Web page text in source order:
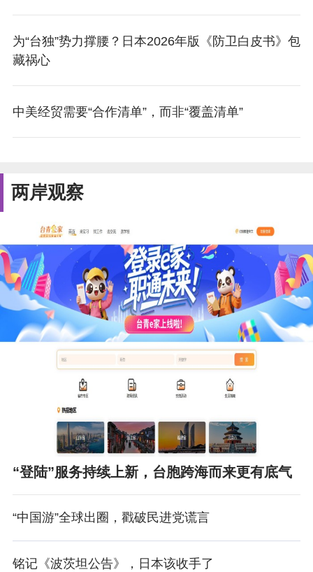
为“台独”势力撑腰？日本2026年版《防卫白皮书》包
藏祸心
中美经贸需要“合作清单”，而非“覆盖清单”
两岸观察
“登陆”服务持续上新，台胞跨海而来更有底气
“中国游”全球出圈，戳破民进党谎言
铭记《波茨坦公告》，日本该收手了